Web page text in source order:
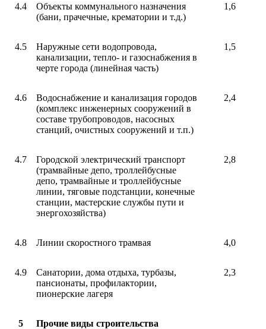
4.4
Объекты коммунального назначения
(бани, прачечные, крематории и т.д.)
1,6
4.5
Наружные сети водопровода,
канализации, тепло- и газоснабжения в
черте города (линейная часть)
1,5
4.6
Водоснабжение и канализация городов
(комплекс инженерных сооружений в
составе трубопроводов, насосных
станций, очистных сооружений и т.п.)
2,4
4.7
Городской электрический транспорт
(трамвайные депо, троллейбусные
депо, трамвайные и троллейбусные
линии, тяговые подстанции, конечные
станции, мастерские службы пути и
энергохозяйства)
2,8
4.8 Линии скоростного трамвая 4,0
4.9
Санатории, дома отдыха, турбазы,
пансионаты, профилактории,
пионерские лагеря
2,3
5 Прочие виды строительства